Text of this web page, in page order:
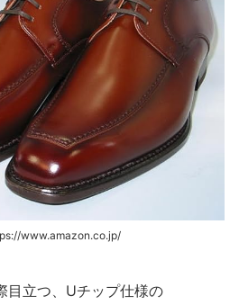
www.amazon.co.jp/
目立つ、Uチップ仕様の